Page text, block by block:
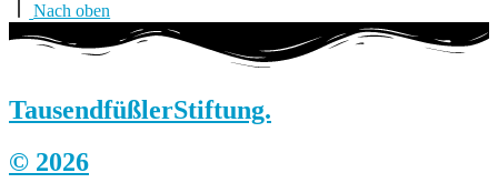
Nach oben
TausendfüßlerStiftung.
© 2026